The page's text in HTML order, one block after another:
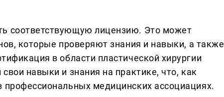
соответствующую лицензию. Это может
которые проверяют знания и навыки, а также
в области пластической хирургии
навыки и знания на практике, что, как
профессиональных медицинских ассоциациях.